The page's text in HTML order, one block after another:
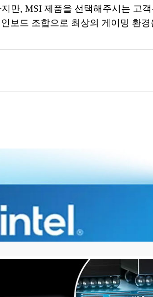
만, MSI 제품을 선택해주시는 고
보드 조합으로 최상의 게이밍 환